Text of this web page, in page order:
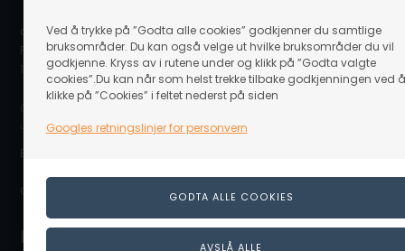
Ved å trykke på ”Godta alle cookies” godkjenner du samtlige
bruksområder. Du kan også velge ut hvilke bruksområder du vil
godkjenne. Kryss av i rutene under og klikk på ”Godta valgte
cookies”.Du kan når som helst trekke tilbake godkjenningen ved å
klikke på ”Cookies” i feltet nederst på siden
Googles retningslinjer for personvern
c/o Scanvisio AS
Postboks 80
1917 Ytre Enebakk
(Ovennevnte adresse er en postboksadresse. Det er ikke noe
utstillingslokale/butikk på adressen eller mulighet for å hente varer.)
E-post: info@linaa.no
Organisasjonsnummer: 929 480 848
Kontakt kundeservice